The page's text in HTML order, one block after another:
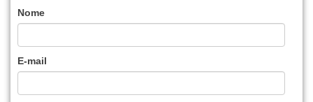
Nome
E-mail